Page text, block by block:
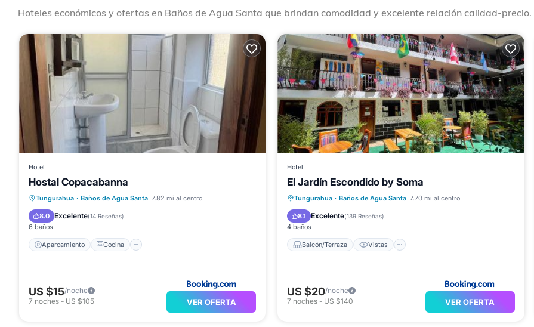
Hoteles económicos y ofertas en Baños de Agua Santa que brindan comodidad y excelente relación calidad-precio.
Hotel
Hostal Copacabanna
Tungurahua · Baños de Agua Santa 7.82 mi al centro
8.0 Excelente(14 Reseñas)
6 baños
Aparcamiento Cocina
Aparcamiento Cocina
Internet
Se admiten mascotas
US $15/noche
7 noches - US $105 VER OFERTA
Hotel
El Jardín Escondido by Soma
Tungurahua · Baños de Agua Santa 7.70 mi al centro
8.1 Excelente(139 Reseñas)
4 baños
Balcón/Terraza Vistas
Balcón/Terraza Vistas
Cocina
Internet
US $20/noche
7 noches - US $140 VER OFERTA